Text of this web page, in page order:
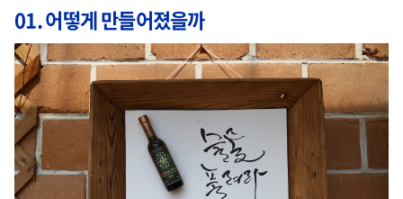
01. 어떻게 만들어졌을까